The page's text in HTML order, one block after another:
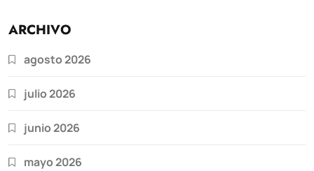
ARCHIVO
agosto 2026
julio 2026
junio 2026
mayo 2026